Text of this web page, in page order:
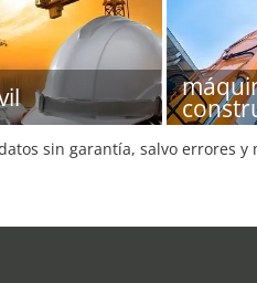
sin garantía, salvo errores